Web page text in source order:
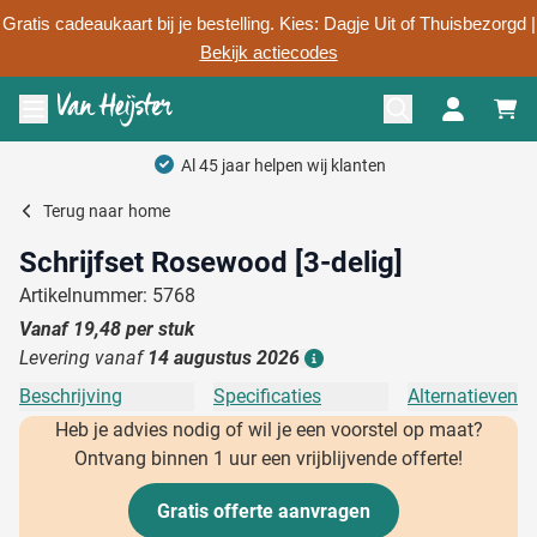
Gratis cadeaukaart bij je bestelling. Kies: Dagje Uit of Thuisbezorgd |
Bekijk actiecodes
Ga naar de inhoud
Menu openen
Al 45 jaar helpen wij klanten
Terug naar home
Schrijfset Rosewood [3-delig]
Artikelnummer: 5768
Vanaf 19,48 per stuk
Levering vanaf 14 augustus 2026
Beschrijving Specificaties
Alternatieven
Heb je advies nodig of wil je een voorstel op maat?
Ontvang binnen 1 uur een vrijblijvende offerte!
Gratis offerte aanvragen